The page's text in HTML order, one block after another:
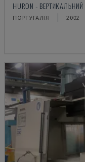
HURON -
ПОРТУГАЛІЯ 2002